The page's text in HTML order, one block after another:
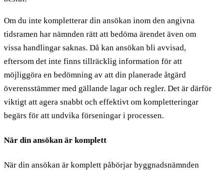
Om du inte kompletterar din ansökan inom den angivna
tidsramen har nämnden rätt att bedöma ärendet även om
vissa handlingar saknas. Då kan ansökan bli avvisad,
eftersom det inte finns tillräcklig information för att
möjliggöra en bedömning av att din planerade åtgärd
överensstämmer med gällande lagar och regler. Det är därför
viktigt att agera snabbt och effektivt om kompletteringar
begärs för att undvika förseningar i processen.
När din ansökan är komplett
När din ansökan är komplett påbörjar byggnadsnämnden